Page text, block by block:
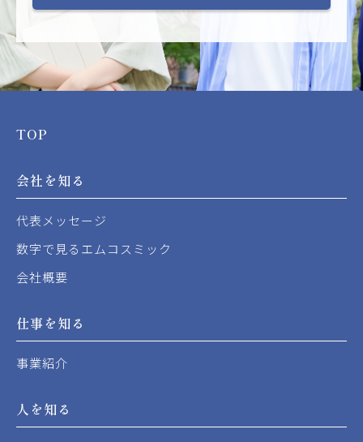
TOP
会社を知る
代表メッセージ
数字で見るエムコスミック
会社概要
仕事を知る
事業紹介
人を知る